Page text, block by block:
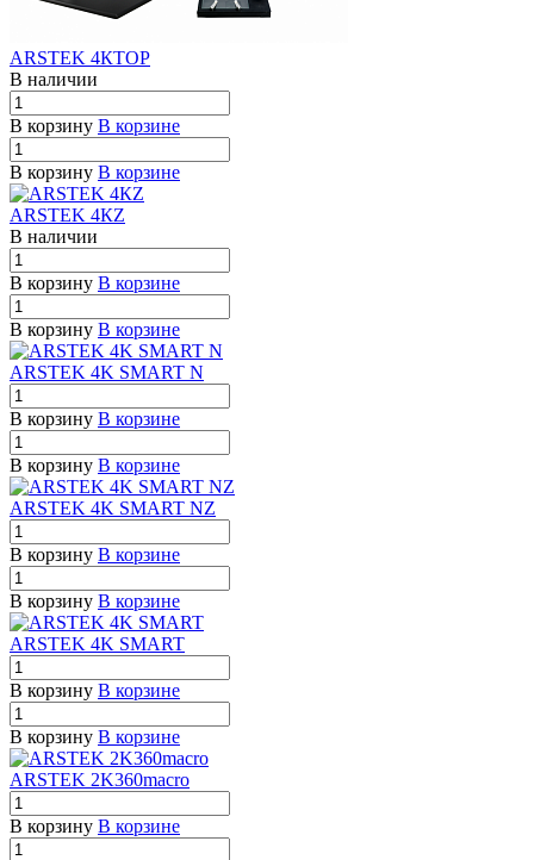
ARSTEK 4КTOP
В наличии
В корзину В корзине
В корзину В корзине
ARSTEK 4КZ
В наличии
В корзину В корзине
В корзину В корзине
ARSTEK 4K SMART N
В корзину В корзине
В корзину В корзине
ARSTEK 4K SMART NZ
В корзину В корзине
В корзину В корзине
ARSTEK 4K SMART
В корзину В корзине
В корзину В корзине
ARSTEK 2K360macro
В корзину В корзине